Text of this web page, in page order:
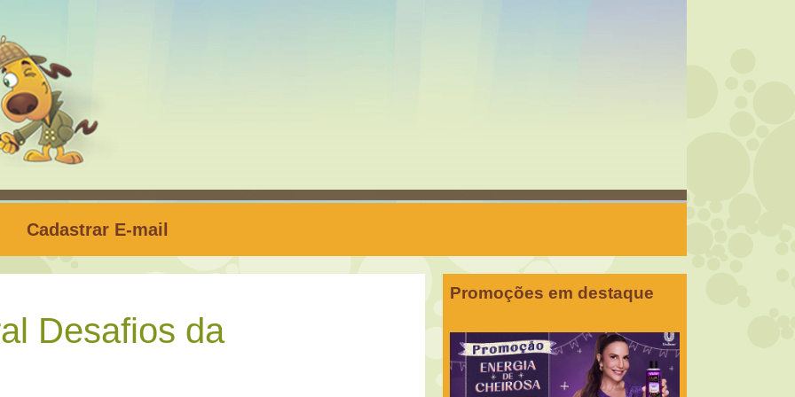
Cadastrar E-mail
Desafios da
Promoções em destaque